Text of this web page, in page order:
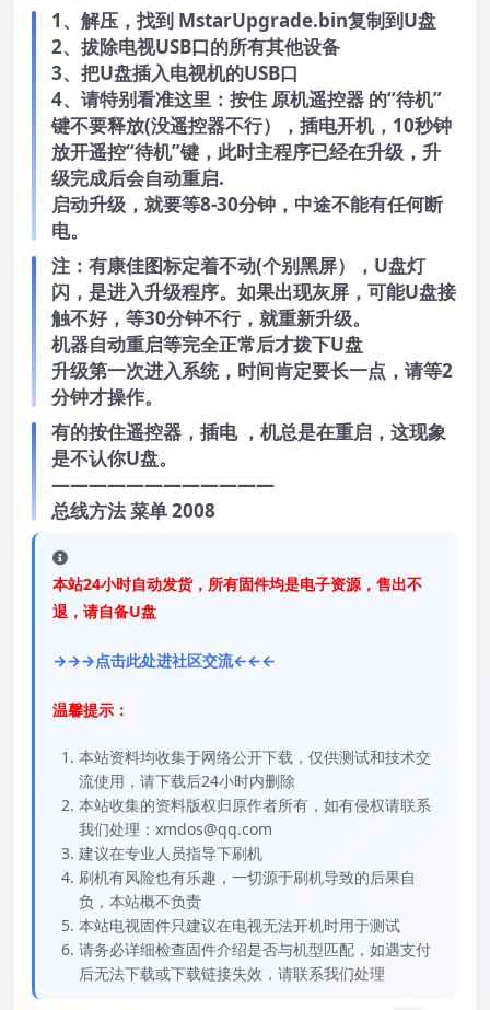
1、解压，找到 MstarUpgrade.bin复制到U盘
2、拔除电视USB口的所有其他设备
3、把U盘插入电视机的USB口
4、请特别看准这里：按住 原机遥控器 的“待机”
键不要释放(没遥控器不行），插电开机，10秒钟
放开遥控“待机”键，此时主程序已经在升级，升
级完成后会自动重启.
启动升级，就要等8-30分钟，中途不能有任何断
电。
注：有康佳图标定着不动(个别黑屏），U盘灯
闪，是进入升级程序。如果出现灰屏，可能U盘接
触不好，等30分钟不行，就重新升级。
机器自动重启等完全正常后才拨下U盘
升级第一次进入系统，时间肯定要长一点，请等2
分钟才操作。
有的按住遥控器，插电 ，机总是在重启，这现象
是不认你U盘。
————————————
总线方法 菜单 2008
本站24小时自动发货，所有固件均是电子资源，售出不
退，请自备U盘
→→→点击此处进社区交流←←←
温馨提示：
本站资料均收集于网络公开下载，仅供测试和技术交
流使用，请下载后24小时内删除
本站收集的资料版权归原作者所有，如有侵权请联系
我们处理：xmdos@qq.com
建议在专业人员指导下刷机
刷机有风险也有乐趣，一切源于刷机导致的后果自
负，本站概不负责
本站电视固件只建议在电视无法开机时用于测试
请务必详细检查固件介绍是否与机型匹配，如遇支付
后无法下载或下载链接失效，请联系我们处理